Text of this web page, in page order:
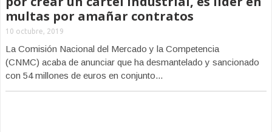
multas por amañar contratos
10 octubre, 2019
La Comisión Nacional del Mercado y la Competencia
(CNMC) acaba de anunciar que ha desmantelado y sancionado
con 54 millones de euros en conjunto...